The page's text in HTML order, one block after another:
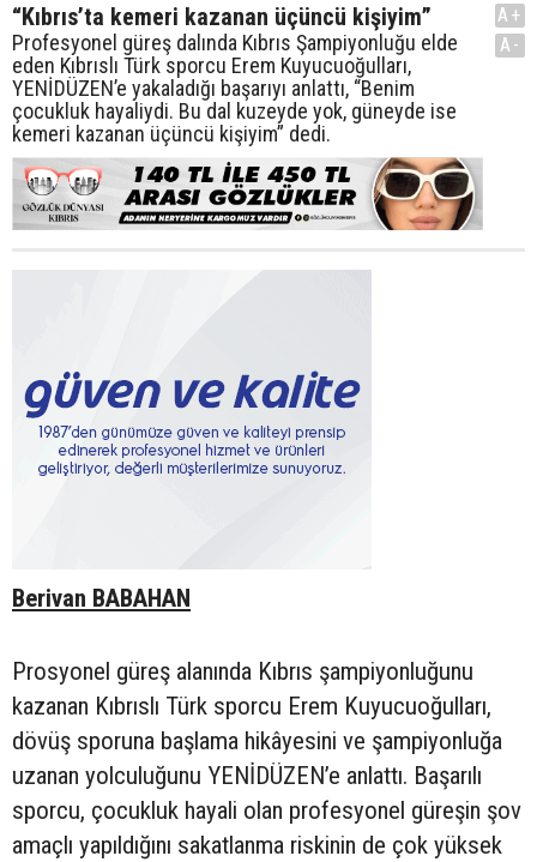
“Kıbrıs’ta kemeri kazanan üçüncü kişiyim”
Profesyonel güreş dalında Kıbrıs Şampiyonluğu elde
eden Kıbrıslı Türk sporcu Erem Kuyucuoğulları,
YENİDÜZEN’e yakaladığı başarıyı anlattı, “Benim
çocukluk hayaliydi. Bu dal kuzeyde yok, güneyde ise
kemeri kazanan üçüncü kişiyim” dedi.
A+
A-
Berivan BABAHAN
Prosyonel güreş alanında Kıbrıs şampiyonluğunu
kazanan Kıbrıslı Türk sporcu Erem Kuyucuoğulları,
dövüş sporuna başlama hikâyesini ve şampiyonluğa
uzanan yolculuğunu YENİDÜZEN’e anlattı. Başarılı
sporcu, çocukluk hayali olan profesyonel güreşin şov
amaçlı yapıldığını sakatlanma riskinin de çok yüksek